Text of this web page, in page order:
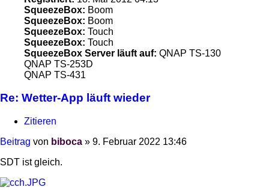
SqueezeBox: Boom
SqueezeBox: Boom
SqueezeBox: Touch
SqueezeBox: Touch
SqueezeBox Server läuft auf: QNAP TS-130
QNAP TS-253D
QNAP TS-431
Re: Wetter-App läuft wieder
Zitieren
Beitrag von biboca » 9. Februar 2022 13:46
SDT ist gleich.